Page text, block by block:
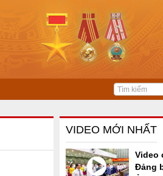
VIDEO MỚI NHẤT
Video
Đảng